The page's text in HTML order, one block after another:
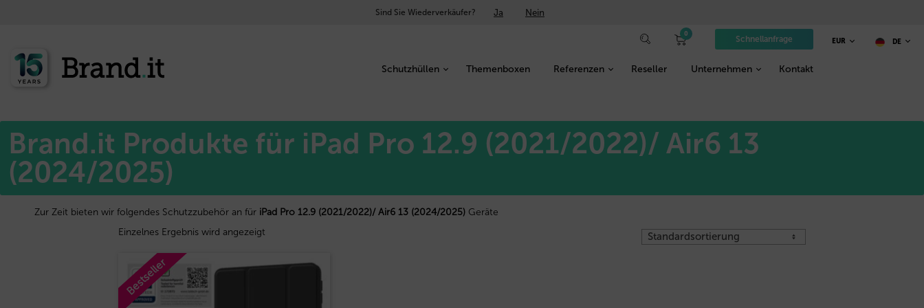
Sind Sie Wiederverkäufer? Ja Nein
Schnellanfrage
0
Schutzhüllen Themenboxen Referenzen Reseller Unternehmen Kontakt
EUR DE
Brand.it Produkte für iPad Pro 12.9 (2021/2022)/ Air6 13
(2024/2025)
Zur Zeit bieten wir folgendes Schutzzubehör an für iPad Pro 12.9 (2021/2022)/ Air6 13 (2024/2025) Geräte
Einzelnes Ergebnis wird angezeigt
Bestseller